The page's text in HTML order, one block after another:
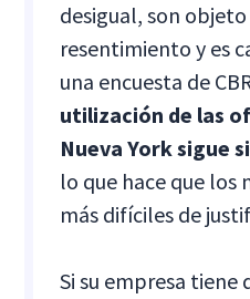
desigual, son
resentimiento y es
una encuesta de
utilización de las
Nueva York sigue
lo que hace que los
más difíciles de
Si su empresa